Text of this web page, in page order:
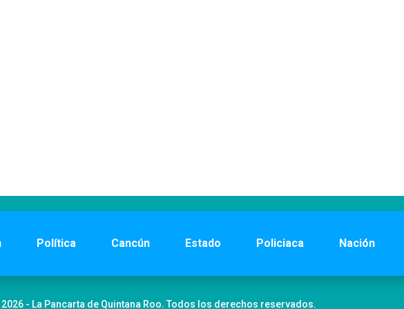
Política Cancún Estado Policiaca Nación
- La Pancarta de Quintana Roo. Todos los derechos reservados.